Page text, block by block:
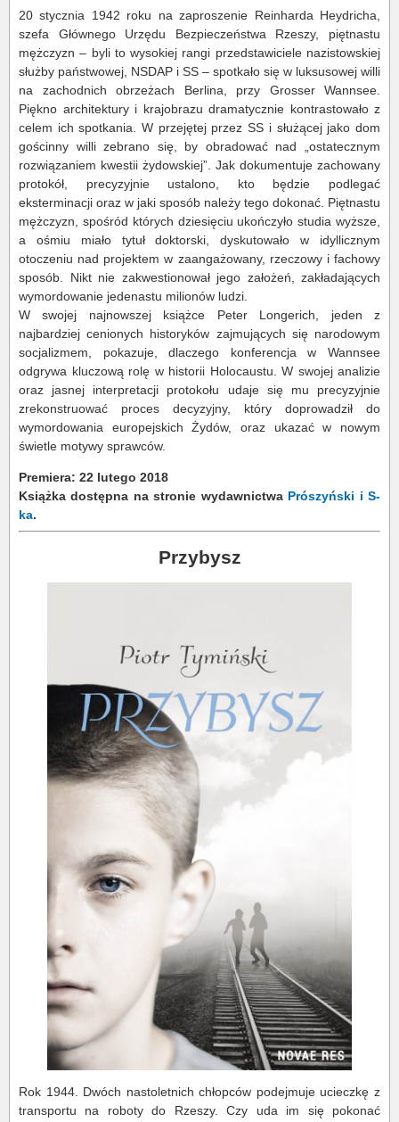
20 stycznia 1942 roku na zaproszenie Reinharda Heydricha,
szefa Głównego Urzędu Bezpieczeństwa Rzeszy, piętnastu
mężczyzn – byli to wysokiej rangi przedstawiciele nazistowskiej
służby państwowej, NSDAP i SS – spotkało się w luksusowej willi
na zachodnich obrzeżach Berlina, przy Grosser Wannsee.
Piękno architektury i krajobrazu dramatycznie kontrastowało z
celem ich spotkania. W przejętej przez SS i służącej jako dom
gościnny willi zebrano się, by obradować nad „ostatecznym
rozwiązaniem kwestii żydowskiej”. Jak dokumentuje zachowany
protokół, precyzyjnie ustalono, kto będzie podlegać
eksterminacji oraz w jaki sposób należy tego dokonać. Piętnastu
mężczyzn, spośród których dziesięciu ukończyło studia wyższe,
a ośmiu miało tytuł doktorski, dyskutowało w idyllicznym
otoczeniu nad projektem w zaangażowany, rzeczowy i fachowy
sposób. Nikt nie zakwestionował jego założeń, zakładających
wymordowanie jedenastu milionów ludzi.
W swojej najnowszej książce Peter Longerich, jeden z
najbardziej cenionych historyków zajmujących się narodowym
socjalizmem, pokazuje, dlaczego konferencja w Wannsee
odgrywa kluczową rolę w historii Holocaustu. W swojej analizie
oraz jasnej interpretacji protokołu udaje się mu precyzyjnie
zrekonstruować proces decyzyjny, który doprowadził do
wymordowania europejskich Żydów, oraz ukazać w nowym
świetle motywy sprawców.
Premiera: 22 lutego 2018
Książka dostępna na stronie wydawnictwa Prószyński i S-
ka.
Przybysz
Rok 1944. Dwóch nastoletnich chłopców podejmuje ucieczkę z
transportu na roboty do Rzeszy. Czy uda im się pokonać